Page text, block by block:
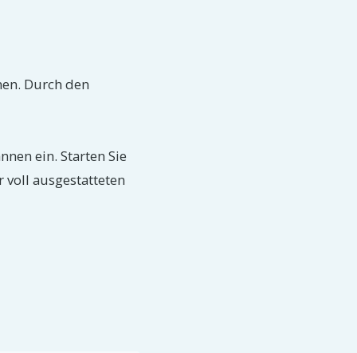
Durch den
ein. Starten Sie
voll ausgestatteten